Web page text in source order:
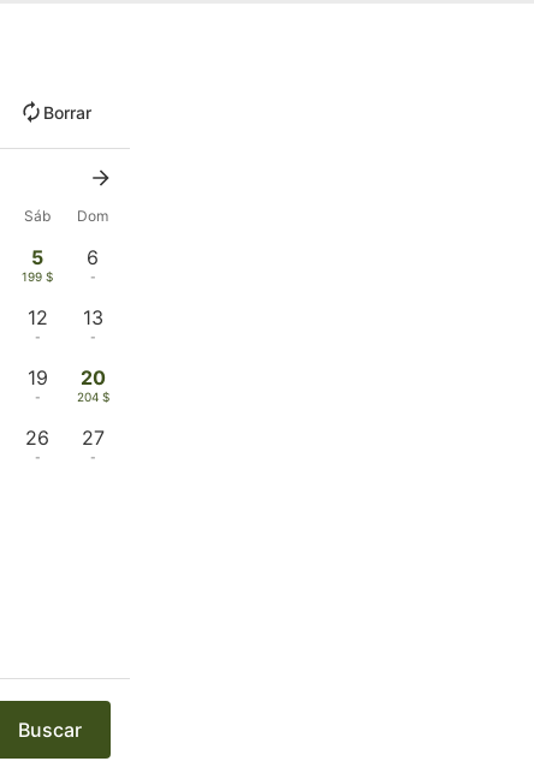
Borrar
Sáb Dom
5
199 $
6
-
12
-
13
-
19
-
20
204 $
26
-
27
-
Buscar